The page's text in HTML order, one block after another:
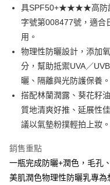
AFTEE先享後付
相關說明
【關於「AFTEE先享後付」】
AFTEE先享後付是「在收到
便利好安心！
１．簡單：不需註冊會員、不
３．安心：先確認商品／服務
【「AFTEE先享後付」結帳流
１．於結帳方式選擇「
結帳頁面，進行簡訊認證並確
３．收到繳費通知簡訊後14天
ATM／網路銀行／等多元方
※ 請注意：結帳手續完成當下
購買商品的店家。未經商家同
ATM付款
運送方式
每筆NT$60，滿
7-11取貨付款
宅配
每筆NT$100，滿
具SPF50+★★★★高防
字號第008477號，適合
用。
物理性防曬設計，添加
分，幫助抵禦UVA／
曬、隔離與光防護保養。
搭配林蘭潤露、葵花籽
質地清爽好推、延展性
議以氣墊粉撲輕拍上妝。
銷售重點
一瓶完成防曬+潤色，毛孔
美肌潤色物理性防曬乳專